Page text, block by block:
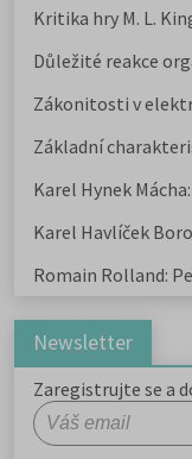
Kritika hry M. L.
Důležité reakce
Zákonitosti v
Základní
Karel Hynek
Karel Havlíček
Romain Rolland:
Newsletter
Zaregistrujte se a